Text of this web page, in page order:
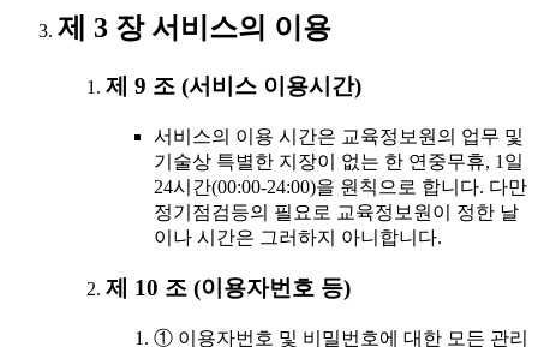
제 3 장 서비스의 이용
제 9 조 (서비스 이용시간)
서비스의 이용 시간은 교육정보원의 업무 및
기술상 특별한 지장이 없는 한 연중무휴, 1일
24시간(00:00-24:00)을 원칙으로 합니다. 다만
정기점검등의 필요로 교육정보원이 정한 날
이나 시간은 그러하지 아니합니다.
제 10 조 (이용자번호 등)
① 이용자번호 및 비밀번호에 대한 모든 관리